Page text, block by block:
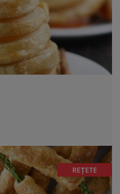
REȚETE